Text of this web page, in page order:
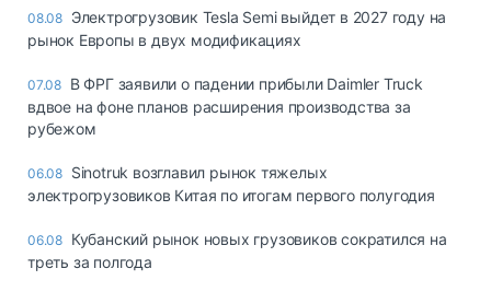
08.08 Электрогрузовик Tesla Semi выйдет в 2027 году на
рынок Европы в двух модификациях
07.08 В ФРГ заявили о падении прибыли Daimler Truck
вдвое на фоне планов расширения производства за
рубежом
06.08 Sinotruk возглавил рынок тяжелых
электрогрузовиков Китая по итогам первого полугодия
06.08 Кубанский рынок новых грузовиков сократился на
треть за полгода